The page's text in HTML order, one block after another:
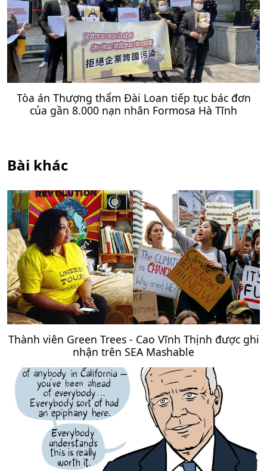
Tòa án Thượng thẩm Đài Loan tiếp tục bác đơn
của gần 8.000 nạn nhân Formosa Hà Tĩnh
Bài khác
Thành viên Green Trees - Cao Vĩnh Thịnh được ghi
nhận trên SEA Mashable